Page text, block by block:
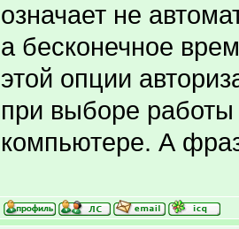
означает не
а бесконечное
этой опции
при выборе
компьютере. А